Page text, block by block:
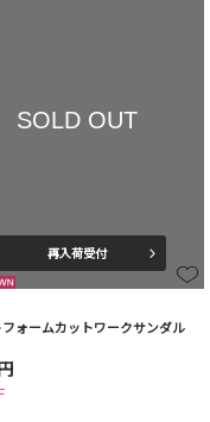
SOLD OUT
再入荷受付
ォームカットワークサンダル